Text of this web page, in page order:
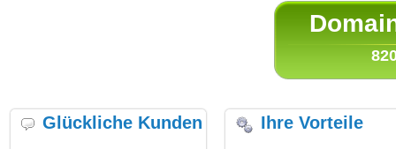
Glückliche Kunden Ihre Vorteile